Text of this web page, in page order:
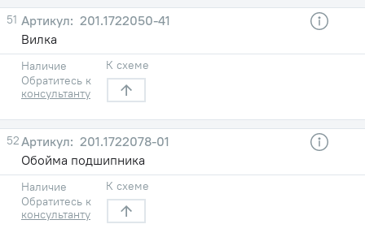
51
201.1722050-41
Вилка
Наличие
Обратитесь к
консультанту
К схеме
52
201.1722078-01
Обойма подшипника
Наличие
Обратитесь к
консультанту
К схеме